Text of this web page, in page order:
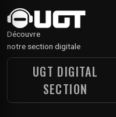
Découvre
notre section digitale
UGT DIGITAL
SECTION